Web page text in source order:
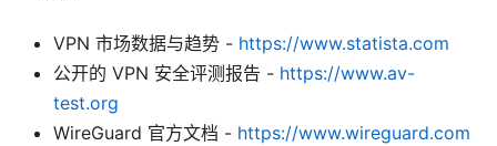
VPN 市场数据与趋势 - https://www.statista.com
公开的 VPN 安全评测报告 - https://www.av-
test.org
WireGuard 官方文档 - https://www.wireguard.com